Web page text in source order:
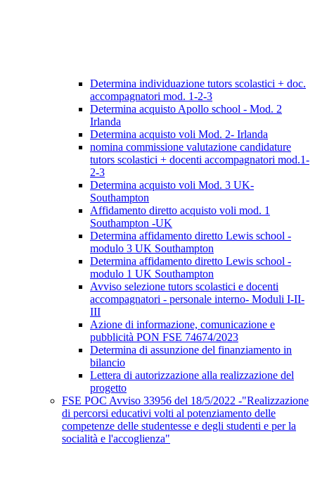
Determina individuazione tutors scolastici + doc.
accompagnatori mod. 1-2-3
Determina acquisto Apollo school - Mod. 2
Irlanda
Determina acquisto voli Mod. 2- Irlanda
nomina commissione valutazione candidature
tutors scolastici + docenti accompagnatori mod.1-
2-3
Determina acquisto voli Mod. 3 UK-
Southampton
Affidamento diretto acquisto voli mod. 1
Southampton -UK
Determina affidamento diretto Lewis school -
modulo 3 UK Southampton
Determina affidamento diretto Lewis school -
modulo 1 UK Southampton
Avviso selezione tutors scolastici e docenti
accompagnatori - personale interno- Moduli I-II-
III
Azione di informazione, comunicazione e
pubblicità PON FSE 74674/2023
Determina di assunzione del finanziamento in
bilancio
Lettera di autorizzazione alla realizzazione del
progetto
FSE POC Avviso 33956 del 18/5/2022 -"Realizzazione
di percorsi educativi volti al potenziamento delle
competenze delle studentesse e degli studenti e per la
socialità e l'accoglienza"